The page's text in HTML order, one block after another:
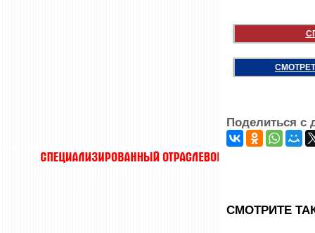
Поделиться с
CМОТРИТЕ